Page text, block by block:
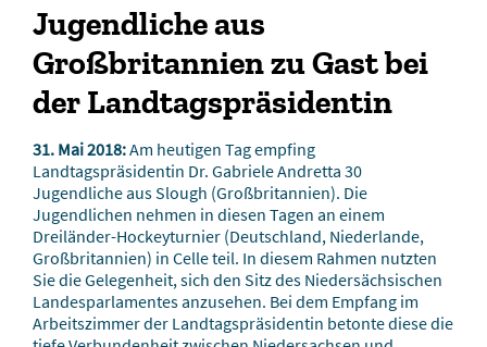
Jugendliche aus
Großbritannien zu Gast bei
der Landtagspräsidentin
31. Mai 2018:Am heutigen Tag empfing
Landtagspräsidentin Dr. Gabriele Andretta 30
Jugendliche aus Slough (Großbritannien). Die
Jugendlichen nehmen in diesen Tagen an einem
Dreiländer-Hockeyturnier (Deutschland, Niederlande,
Großbritannien) in Celle teil. In diesem Rahmen nutzten
Sie die Gelegenheit, sich den Sitz des Niedersächsischen
Landesparlamentes anzusehen. Bei dem Empfang im
Arbeitszimmer der Landtagspräsidentin betonte diese die